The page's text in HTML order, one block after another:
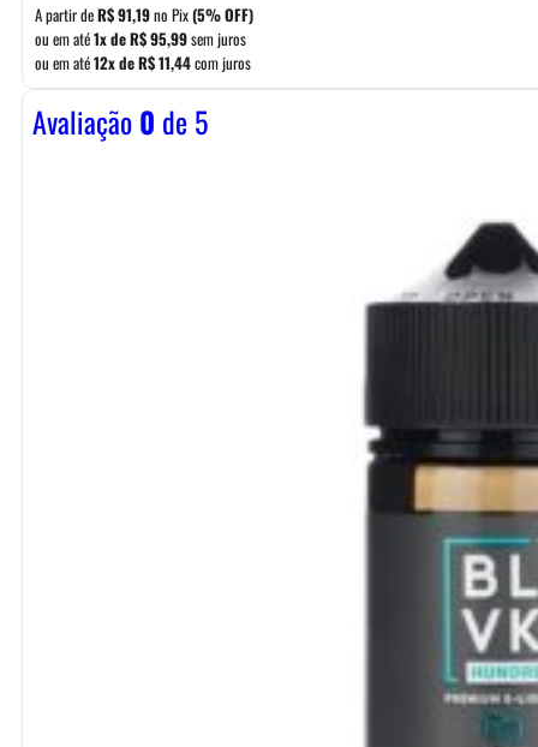
A partir deR$91,19no Pix(5% OFF)
ou em até1x deR$95,99sem juros
ou em até12x deR$11,44com juros
Avaliação0 de 5